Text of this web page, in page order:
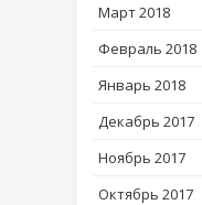
Март 2018
Февраль 2018
Январь 2018
Декабрь 2017
Ноябрь 2017
Октябрь 2017